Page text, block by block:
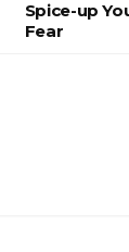
Spice-up
Fear